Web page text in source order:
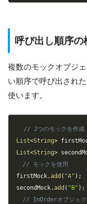
呼び出し順序の
複数のモックオブジ
い順序で呼び出され
使います。
// 2つのモックを作成
List<String>
List<String>
// モックを使用
firstMock.add ( "A" ) ;
secondMock.add ( "B" ) ;
// InOrderオブジェク